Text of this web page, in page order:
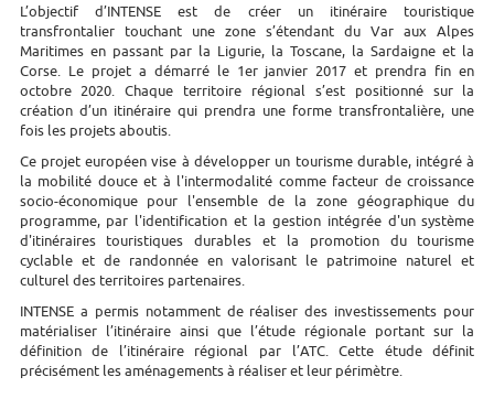
L’objectif d’INTENSE est de créer un itinéraire touristique
transfrontalier touchant une zone s’étendant du Var aux Alpes
Maritimes en passant par la Ligurie, la Toscane, la Sardaigne et la
Corse. Le projet a démarré le 1er janvier 2017 et prendra fin en
octobre 2020. Chaque territoire régional s’est positionné sur la
création d’un itinéraire qui prendra une forme transfrontalière, une
fois les projets aboutis.
Ce projet européen vise à développer un tourisme durable, intégré à
la mobilité douce et à l'intermodalité comme facteur de croissance
socio-économique pour l'ensemble de la zone géographique du
programme, par l'identification et la gestion intégrée d'un système
d'itinéraires touristiques durables et la promotion du tourisme
cyclable et de randonnée en valorisant le patrimoine naturel et
culturel des territoires partenaires.
INTENSE a permis notamment de réaliser des investissements pour
matérialiser l’itinéraire ainsi que l’étude régionale portant sur la
définition de l’itinéraire régional par l’ATC. Cette étude définit
précisément les aménagements à réaliser et leur périmètre.